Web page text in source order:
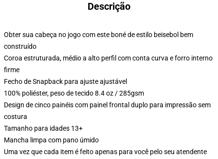
Descrição
Obter sua cabeça no jogo com este boné de estilo beisebol bem
construído
Coroa estruturada, médio a alto perfil com conta curva e forro interno
firme
Fecho de Snapback para ajuste ajustável
100% poliéster, peso de tecido 8.4 oz / 285gsm
Design de cinco painéis com painel frontal duplo para impressão sem
costura
Tamanho para idades 13+
Mancha limpa com pano úmido
Uma vez que cada item é feito apenas para você pelo seu atendente